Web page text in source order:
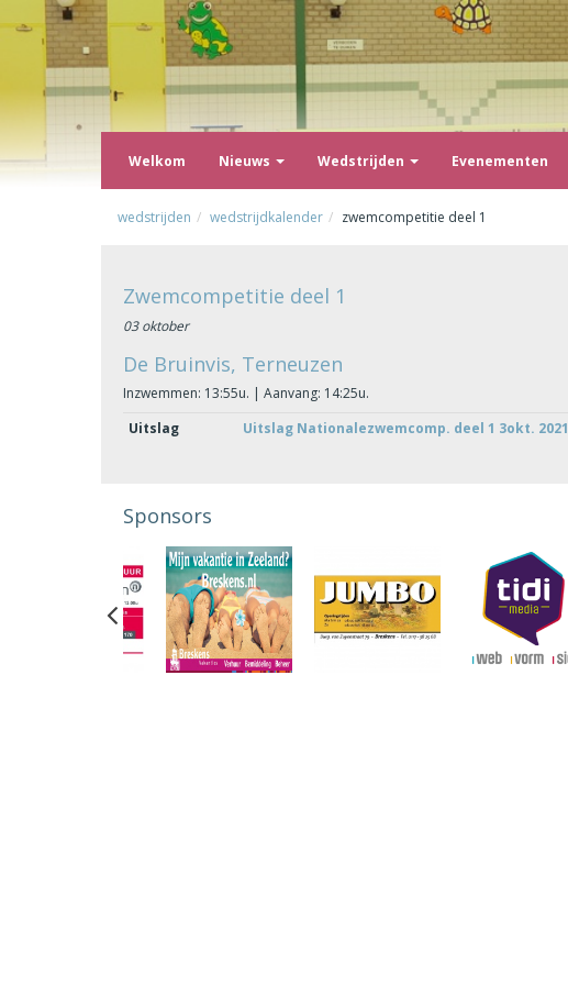
Welkom Nieuws Wedstrijden Evenementen
wedstrijden wedstrijdkalender zwemcompetitie deel 1
Zwemcompetitie deel 1
03 oktober
De Bruinvis, Terneuzen
Inzwemmen: 13:55u. | Aanvang: 14:25u.
Uitslag
Uitslag Nationalezwemcomp. deel 1 3okt. 2021
Sponsors
Previous